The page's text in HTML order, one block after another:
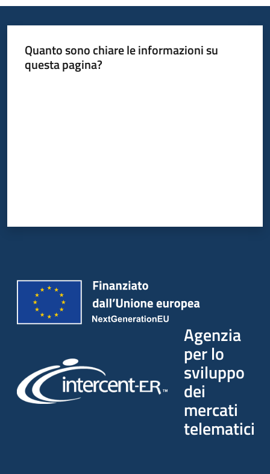
Quanto sono chiare le informazioni su
questa pagina?
Agenzia
per lo
sviluppo
dei
mercati
telematici